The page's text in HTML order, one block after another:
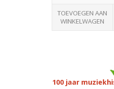
TOEVOEGEN AAN
WINKELWAGEN
100 jaar